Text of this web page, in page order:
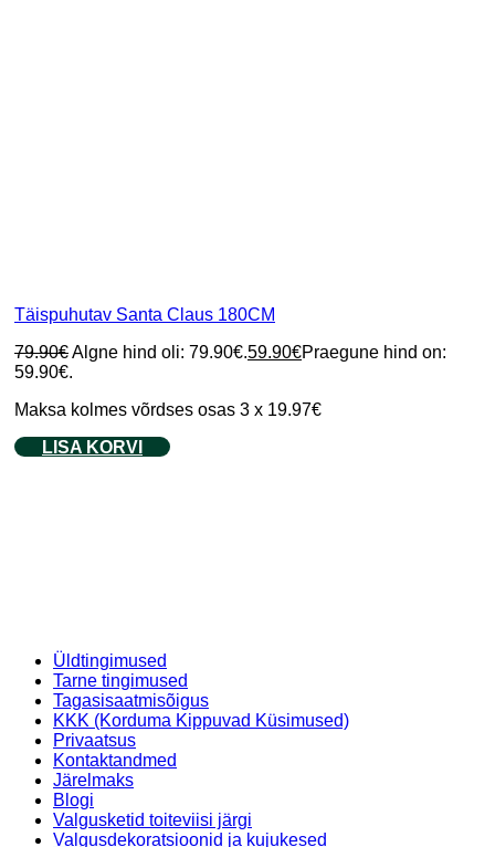
Täispuhutav Santa Claus 180CM
79.90€Algne hind oli: 79.90€.59.90€Praegune hind on:
59.90€.
Maksa kolmes võrdses osas 3 x 19.97€
LISA KORVI
Üldtingimused
Tarne tingimused
Tagasisaatmisõigus
KKK (Korduma Kippuvad Küsimused)
Privaatsus
Kontaktandmed
Järelmaks
Blogi
Valgusketid toiteviisi järgi
Valgusdekoratsioonid ja kujukesed